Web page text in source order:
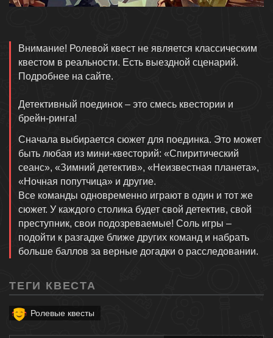
Описание
Внимание! Ролевой квест не является классическим
квестом в реальности. Есть выездной сценарий.
Подробнее на сайте.
Детективный поединок – это смесь квестории и
брейн-ринга!
Сначала выбирается сюжет для поединка. Это может
быть любая из мини-квесторий: «Спиритический
сеанс», «Зимний детектив», «Неизвестная планета»,
«Ночная попутчица» и другие.
Все команды одновременно играют в один и тот же
сюжет. У каждого столика будет свой детектив, свой
преступник, свои подозреваемые! Соль игры –
подойти к разгадке ближе других команд и набрать
больше баллов за верные догадки о расследовании.
ТЕГИ КВЕСТА
Ролевые квесты